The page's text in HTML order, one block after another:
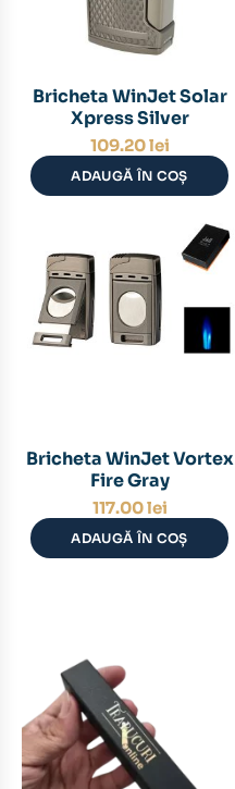
Bricheta WinJet Solar
Xpress Silver
109.20lei
ADAUGĂ ÎN COȘ
Bricheta WinJet Vortex
Fire Gray
117.00lei
ADAUGĂ ÎN COȘ